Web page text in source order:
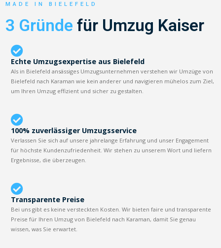
MADE IN BIELEFELD
3 Gründe für Umzug Kaiser
Echte Umzugsexpertise aus Bielefeld
Als in Bielefeld ansässiges Umzugsunternehmen verstehen wir Umzüge von
Bielefeld nach Karaman wie kein anderer und navigieren mühelos zum Ziel,
um Ihren Umzug effizient und sicher zu gestalten.
100% zuverlässiger Umzugsservice
Verlassen Sie sich auf unsere jahrelange Erfahrung und unser Engagement
für höchste Kundenzufriedenheit. Wir stehen zu unserem Wort und liefern
Ergebnisse, die überzeugen.
Transparente Preise
Bei uns gibt es keine versteckten Kosten. Wir bieten faire und transparente
Preise für Ihren Umzug von Bielefeld nach Karaman, damit Sie genau
wissen, was Sie erwartet.